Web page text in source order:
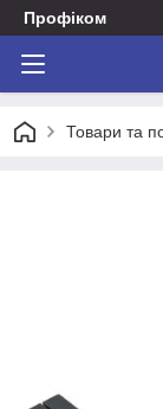
Профіком
Товари та